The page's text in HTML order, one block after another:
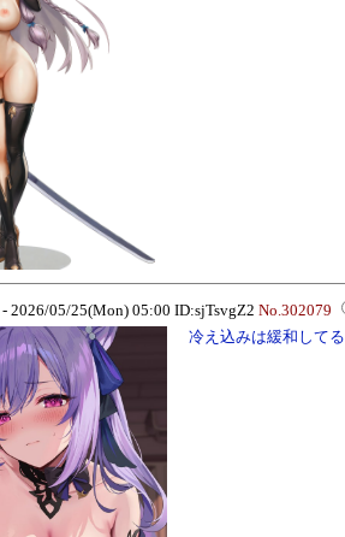
- 2026/05/25(Mon) 05:00 ID:sjTsvgZ2 No.302079
冷え込みは緩和してる